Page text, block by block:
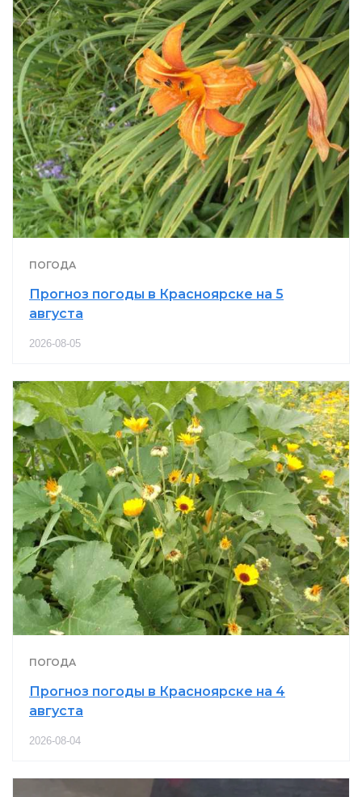
ПОГОДА
Прогноз погоды в Красноярске на 5
августа
2026-08-05
ПОГОДА
Прогноз погоды в Красноярске на 4
августа
2026-08-04